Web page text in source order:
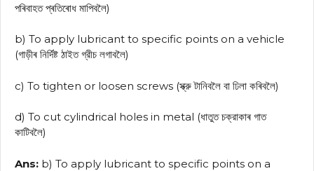
পৰিবাহত প্ৰতিৰোধ মাপিবলৈ)
b) To apply lubricant to specific points on a vehicle
(গাড়ীৰ নির্দিষ্ট ঠাইত গ্রীচ লগাবলৈ)
c) To tighten or loosen screws (স্ক্রু টানিবলৈ বা ঢিলা কৰিবলৈ)
d) To cut cylindrical holes in metal (ধাতুত চক্রাকাৰ গাত
কাটিবলৈ)
Ans: b) To apply lubricant to specific points on a